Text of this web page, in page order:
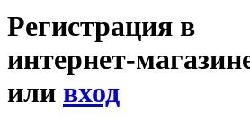
Регистрация в
интернет-
или вход